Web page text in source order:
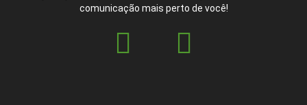
comunicação mais perto de você!